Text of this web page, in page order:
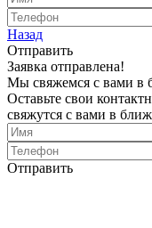
Назад
Отправить
Заявка отправлена!
Мы свяжемся с вами в
Оставьте свои
свяжутся с вами в
Отправить